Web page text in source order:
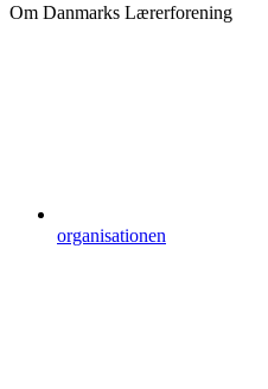
Om Danmarks Lærerforening
organisationen